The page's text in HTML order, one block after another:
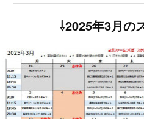
⇩2025年3月の